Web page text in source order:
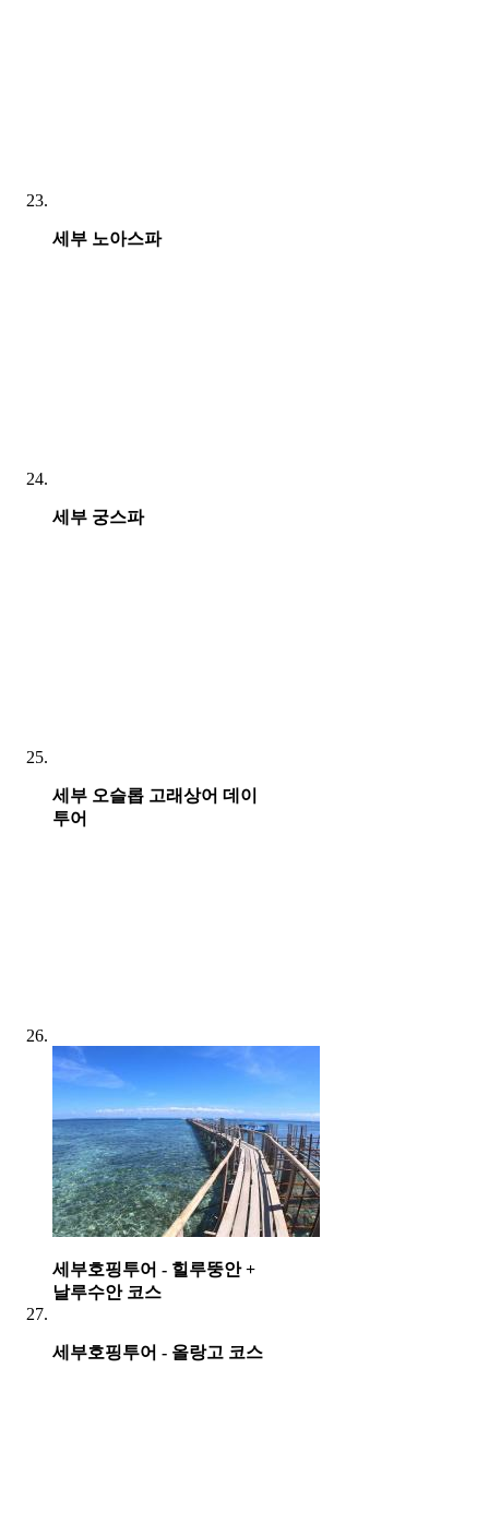
세부 노아스파
세부 궁스파
세부 오슬롭 고래상어 데이
투어
세부호핑투어 - 힐루뚱안 +
날루수안 코스
세부호핑투어 - 올랑고 코스